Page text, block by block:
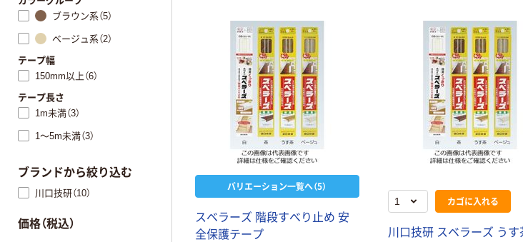
バリエーション一覧へ（5）
スベラーズ 階段すべり止め 安
全保護テープ
カゴに入れる
川口技研 スベラーズ うす
ブラウン系（5）
ベージュ系（2）
テープ幅
150mm以上（6）
テープ長さ
1m未満（3）
1～5m未満（3）
ブランドから絞り込む
川口技研（10）
価格（税込）